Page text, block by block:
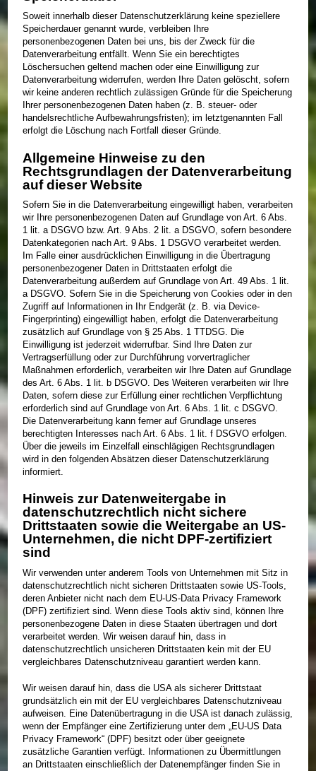
Soweit innerhalb dieser Datenschutzerklärung keine speziellere
Speicherdauer genannt wurde, verbleiben Ihre
personenbezogenen Daten bei uns, bis der Zweck für die
Datenverarbeitung entfällt. Wenn Sie ein berechtigtes
Löschersuchen geltend machen oder eine Einwilligung zur
Datenverarbeitung widerrufen, werden Ihre Daten gelöscht, sofern
wir keine anderen rechtlich zulässigen Gründe für die Speicherung
Ihrer personenbezogenen Daten haben (z. B. steuer- oder
handelsrechtliche Aufbewahrungsfristen); im letztgenannten Fall
erfolgt die Löschung nach Fortfall dieser Gründe.
Allgemeine Hinweise zu den
Rechtsgrundlagen der Datenverarbeitung
auf dieser Website
Sofern Sie in die Datenverarbeitung eingewilligt haben, verarbeiten
wir Ihre personenbezogenen Daten auf Grundlage von Art. 6 Abs.
1 lit. a DSGVO bzw. Art. 9 Abs. 2 lit. a DSGVO, sofern besondere
Datenkategorien nach Art. 9 Abs. 1 DSGVO verarbeitet werden.
Im Falle einer ausdrücklichen Einwilligung in die Übertragung
personenbezogener Daten in Drittstaaten erfolgt die
Datenverarbeitung außerdem auf Grundlage von Art. 49 Abs. 1 lit.
a DSGVO. Sofern Sie in die Speicherung von Cookies oder in den
Zugriff auf Informationen in Ihr Endgerät (z. B. via Device-
Fingerprinting) eingewilligt haben, erfolgt die Datenverarbeitung
zusätzlich auf Grundlage von § 25 Abs. 1 TTDSG. Die
Einwilligung ist jederzeit widerrufbar. Sind Ihre Daten zur
Vertragserfüllung oder zur Durchführung vorvertraglicher
Maßnahmen erforderlich, verarbeiten wir Ihre Daten auf Grundlage
des Art. 6 Abs. 1 lit. b DSGVO. Des Weiteren verarbeiten wir Ihre
Daten, sofern diese zur Erfüllung einer rechtlichen Verpflichtung
erforderlich sind auf Grundlage von Art. 6 Abs. 1 lit. c DSGVO.
Die Datenverarbeitung kann ferner auf Grundlage unseres
berechtigten Interesses nach Art. 6 Abs. 1 lit. f DSGVO erfolgen.
Über die jeweils im Einzelfall einschlägigen Rechtsgrundlagen
wird in den folgenden Absätzen dieser Datenschutzerklärung
informiert.
Hinweis zur Datenweitergabe in
datenschutzrechtlich nicht sichere
Drittstaaten sowie die Weitergabe an US-
Unternehmen, die nicht DPF-zertifiziert
sind
Wir verwenden unter anderem Tools von Unternehmen mit Sitz in
datenschutzrechtlich nicht sicheren Drittstaaten sowie US-Tools,
deren Anbieter nicht nach dem EU-US-Data Privacy Framework
(DPF) zertifiziert sind. Wenn diese Tools aktiv sind, können Ihre
personenbezogene Daten in diese Staaten übertragen und dort
verarbeitet werden. Wir weisen darauf hin, dass in
datenschutzrechtlich unsicheren Drittstaaten kein mit der EU
vergleichbares Datenschutzniveau garantiert werden kann.
Wir weisen darauf hin, dass die USA als sicherer Drittstaat
grundsätzlich ein mit der EU vergleichbares Datenschutzniveau
aufweisen. Eine Datenübertragung in die USA ist danach zulässig,
wenn der Empfänger eine Zertifizierung unter dem „EU-US Data
Privacy Framework“ (DPF) besitzt oder über geeignete
zusätzliche Garantien verfügt. Informationen zu Übermittlungen
an Drittstaaten einschließlich der Datenempfänger finden Sie in